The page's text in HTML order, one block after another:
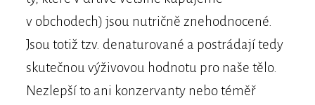
v obchodech) jsou nutričně znehodnocené.
Jsou totiž tzv. denaturované a postrádají tedy
skutečnou výživovou hodnotu pro naše tělo.
Nezlepší to ani konzervanty nebo téměř